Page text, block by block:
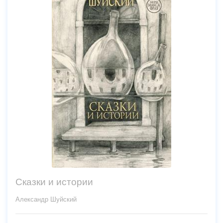
Сказки и истории
Александр Шуйский